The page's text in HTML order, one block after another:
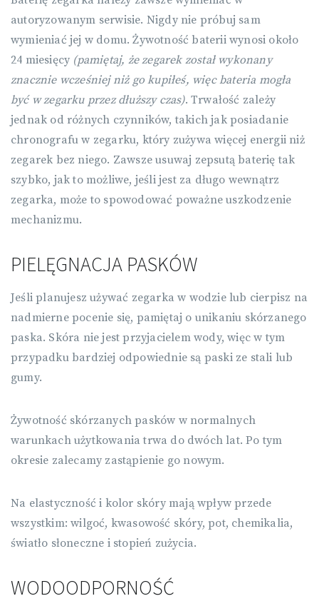
autoryzowanym serwisie. Nigdy nie próbuj sam
wymieniać jej w domu. Żywotność baterii wynosi około
24 miesięcy (pamiętaj, że zegarek został wykonany
znacznie wcześniej niż go kupiłeś, więc bateria mogła
być w zegarku przez dłuższy czas). Trwałość zależy
jednak od różnych czynników, takich jak posiadanie
chronografu w zegarku, który zużywa więcej energii niż
zegarek bez niego. Zawsze usuwaj zepsutą baterię tak
szybko, jak to możliwe, jeśli jest za długo wewnątrz
zegarka, może to spowodować poważne uszkodzenie
mechanizmu.
PIELĘGNACJA PASKÓW
Jeśli planujesz używać zegarka w wodzie lub cierpisz na
nadmierne pocenie się, pamiętaj o unikaniu skórzanego
paska. Skóra nie jest przyjacielem wody, więc w tym
przypadku bardziej odpowiednie są paski ze stali lub
gumy.
Żywotność skórzanych pasków w normalnych
warunkach użytkowania trwa do dwóch lat. Po tym
okresie zalecamy zastąpienie go nowym.
Na elastyczność i kolor skóry mają wpływ przede
wszystkim: wilgoć, kwasowość skóry, pot, chemikalia,
światło słoneczne i stopień zużycia.
WODOODPORNOŚĆ